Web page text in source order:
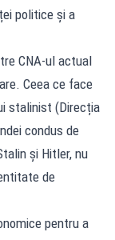
politice și a
CNA-ul actual
Ceea ce face
stalinist (Direcția
condus de
și Hitler, nu
de
pentru a